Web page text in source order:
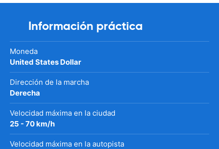
Información práctica
Moneda
United States Dollar
Dirección de la marcha
Derecha
Velocidad máxima en la ciudad
25 - 70 km/h
Velocidad máxima en la autopista